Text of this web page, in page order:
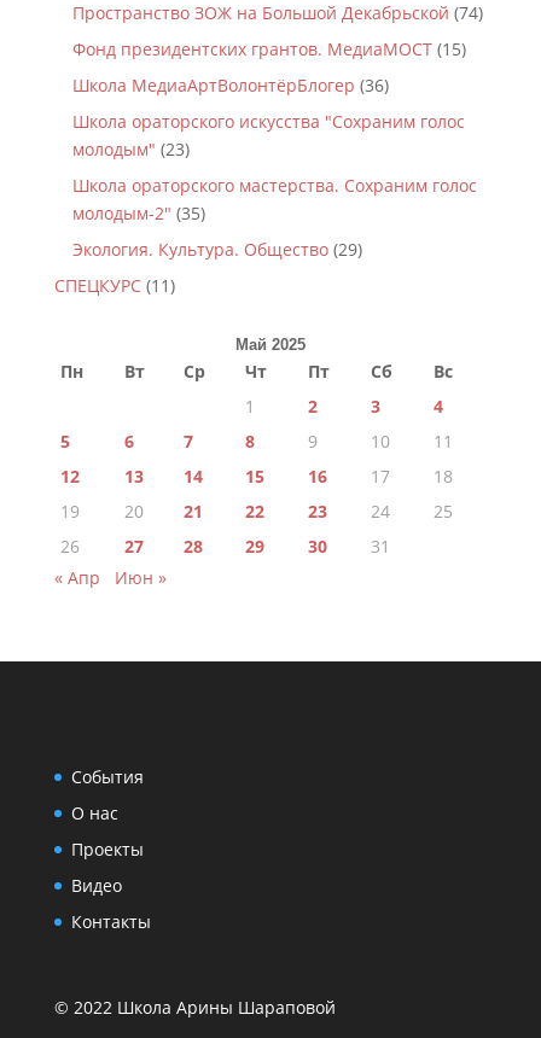
Пространство ЗОЖ на Большой Декабрьской (74)
Фонд президентских грантов. МедиаМОСТ(15)
Школа МедиаАртВолонтёрБлогер (36)
Школа ораторского искусства "Сохраним голос
молодым" (23)
Школа ораторского мастерства. Сохраним голос
молодым-2" (35)
Экология. Культура. Общество(29)
СПЕЦКУРС(11)
Май 2025
Пн Вт Ср Чт Пт Сб
Вс
1
2 3
4
5
6 7 8 9 10
11
12
13 14 15 16 17
18
19
20 21 22 23 24
25
26
27 28 29 30
31
« Апр
Июн »
События
О нас
Проекты
Видео
Контакты
© 2022 Школа Арины Шараповой